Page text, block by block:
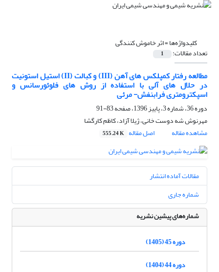
کلیدواژه‌ها =اثر خاموش کنندگی
تعداد مقالات: 1
مطالعه رفتار کمپلکس های آهن (III) و کبالت (II) استیل استونیت
در حلال های آلی با استفاده از روش های فلوئورسانس و
اسپکترومتری فرابنفش- مرئی
دوره 36، شماره 3، پاییز 1396، صفحه
83-91
مهرنوش شه دوست خانی، ژیلا آزاد، کاظم کارگشا
مشاهده مقاله
اصل مقاله 555.24 K
مقالات آماده انتشار
شماره جاری
شماره‌های پیشین نشریه
دوره 45 (1405)
دوره 44 (1404)